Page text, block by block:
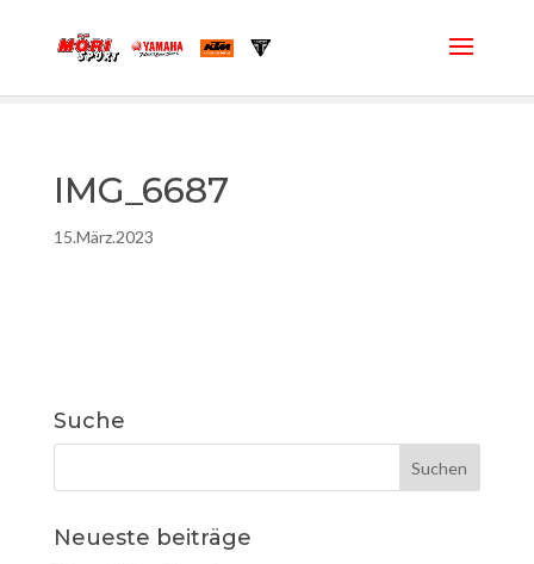
IMG_6687
15.März.2023
Suche
Neueste beiträge